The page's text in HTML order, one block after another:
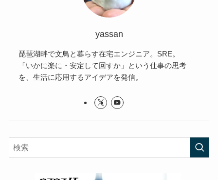
yassan
琵琶湖畔で文鳥と暮らす在宅エンジニア。SRE。
「いかに楽に・安定して回すか」という仕事の思考
を、生活に応用するアイデアを発信。